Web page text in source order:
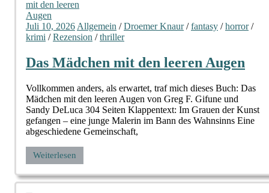
Juli 10, 2026 Allgemein /Droemer Knaur/fantasy /horror/
krimi /Rezension /thriller
Das Mädchen mit den leeren Augen
Vollkommen anders, als erwartet, traf mich dieses Buch: Das
Mädchen mit den leeren Augen von Greg F. Gifune und
Sandy DeLuca 304 Seiten Klappentext: Im Grauen der Kunst
gefangen – eine junge Malerin im Bann des Wahnsinns Eine
abgeschiedene Gemeinschaft,
Weiterlesen